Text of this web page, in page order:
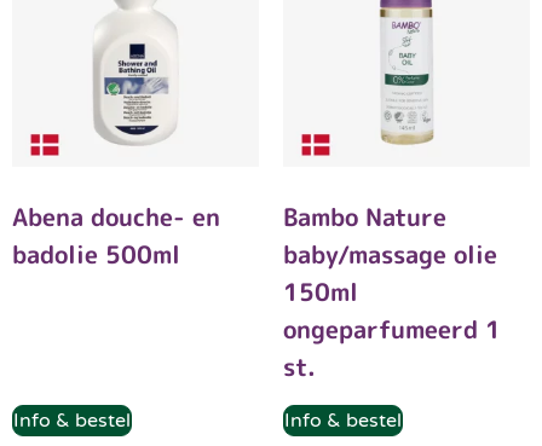
Abena douche- en
badolie 500ml
Info & bestel
Bambo Nature
baby/massage olie
150ml
ongeparfumeerd 1
st.
Info & bestel